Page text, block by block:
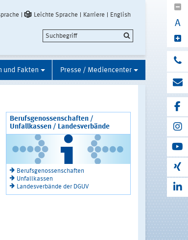
Leichte Sprache Karriere English
A
und Fakten Presse / Mediencenter
Berufsgenossenschaften /
Unfallkassen / Landesverbände
Berufsgenossenschaften
Unfallkassen
Landesverbände der DGUV